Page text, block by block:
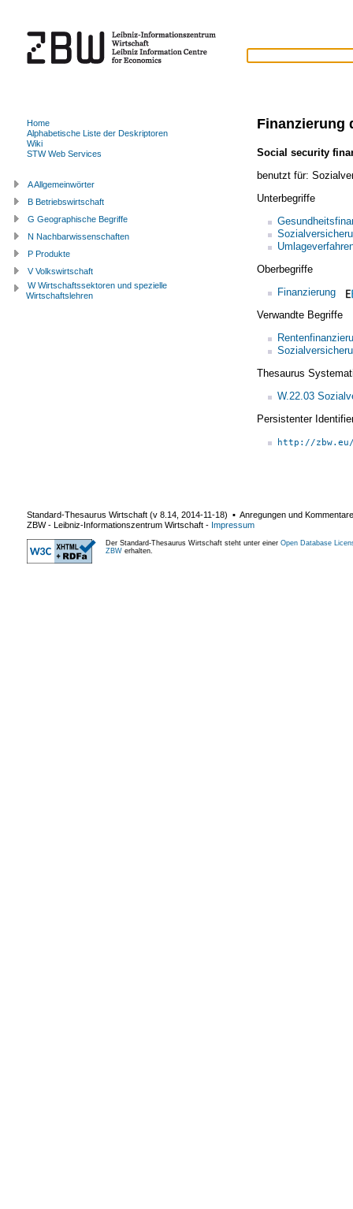
Finanzierung
Social security
benutzt für:
Unterbegriffe
Oberbegriffe
Finanzierung
Verwandte Begriffe
Thesaurus
W.22.03
Persistenter
http://
Home
Alphabetische Liste der Deskriptoren
Wiki
STW Web Services
A Allgemeinwörter
B Betriebswirtschaft
G Geographische Begriffe
N Nachbarwissenschaften
P Produkte
V Volkswirtschaft
W Wirtschaftssektoren und spezielle
Wirtschaftslehren
Standard-Thesaurus Wirtschaft (v 8.14 2014-11-18) ▪ Anregungen und
ZBW - Leibniz-Informationszentrum Wirtschaft - Impressum
Der Standard-Thesaurus Wirtschaft steht unter einer Open Database
ZBW erhalten.